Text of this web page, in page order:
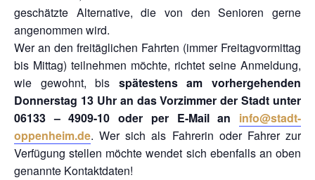
geschätzte Alternative, die von den Senioren gerne
angenommen wird.
Wer an den freitäglichen Fahrten (immer Freitagvormittag
bis Mittag) teilnehmen möchte, richtet seine Anmeldung,
wie gewohnt, bis spätestens am vorhergehenden
Donnerstag 13 Uhr an das Vorzimmer der Stadt unter
06133 – 4909-10 oder per E-Mail an info@stadt-
oppenheim.de. Wer sich als Fahrerin oder Fahrer zur
Verfügung stellen möchte wendet sich ebenfalls an oben
genannte Kontaktdaten!